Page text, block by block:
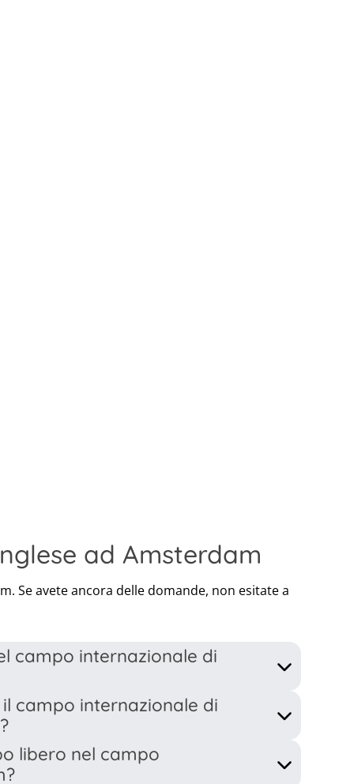
ad Amsterdam
Se avete ancora delle domande, non esitate a
campo internazionale di
giorno sono previste 2 lezioni di 2 ore ciascuna.
mentre la seconda lezione è dedicata alla
apprese nella prima lezione vengono
pratica per migliorare la lingua.
campo internazionale di
un curriculum completamente diverso
di attività extra. Inoltre, avranno l'opportunità di
libero nel campo